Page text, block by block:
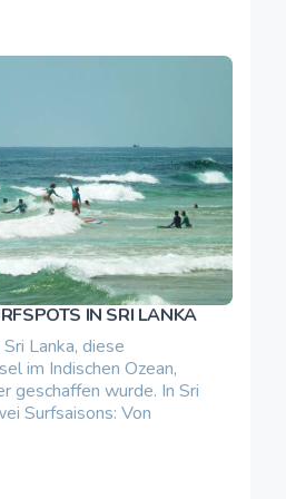
IN SRI LANKA
Lanka, diese
im Indischen Ozean,
geschaffen wurde. In Sri
Surfsaisons: Von